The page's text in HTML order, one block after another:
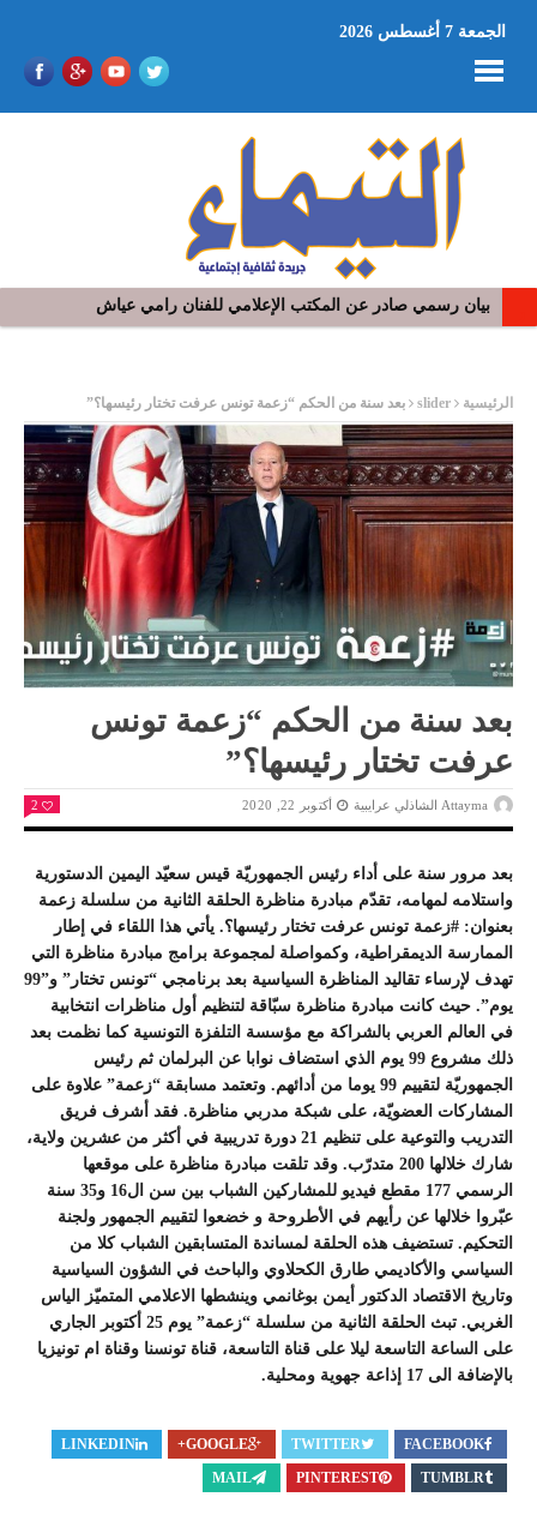
الجمعة 7 أغسطس 2026
بيان رسمي صادر عن المكتب الإعلامي للفنان رامي عياش
في افتتاح مهرجان بومخلوف الدولي: رؤوف ماهر يتالق و يشد الجمهور
الرئيسية slider بعد سنة من الحكم “زعمة تونس عرفت تختار رئيسها؟”
بعد سنة من الحكم “زعمة تونس
عرفت تختار رئيسها؟”
Attayma الشاذلي عرايبية أكتوبر 22, 2020 2
بعد مرور سنة على أداء رئيس الجمهوريّة قيس سعيّد اليمين الدستورية
واستلامه لمهامه، تقدّم مبادرة مناظرة الحلقة الثانية من سلسلة زعمة
بعنوان: #زعمة تونس عرفت تختار رئيسها؟. يأتي هذا اللقاء في إطار
الممارسة الديمقراطية، وكمواصلة لمجموعة برامج مبادرة مناظرة التي
تهدف لإرساء تقاليد المناظرة السياسية بعد برنامجي “تونس تختار” و”99
يوم”. حيث كانت مبادرة مناظرة سبّاقة لتنظيم أول مناظرات انتخابية
في العالم العربي بالشراكة مع مؤسسة التلفزة التونسية كما نظمت بعد
ذلك مشروع 99 يوم الذي استضاف نوابا عن البرلمان ثم رئيس
الجمهوريّة لتقييم 99 يوما من أدائهم. وتعتمد مسابقة “زعمة” علاوة على
المشاركات العضويّة، على شبكة مدربي مناظرة. فقد أشرف فريق
التدريب والتوعية على تنظيم 21 دورة تدريبية في أكثر من عشرين ولاية،
شارك خلالها 200 متدرّب. وقد تلقت مبادرة مناظرة على موقعها
الرسمي 177 مقطع فيديو للمشاركين الشباب بين سن ال16 و35 سنة
عبّروا خلالها عن رأيهم في الأطروحة و خضعوا لتقييم الجمهور ولجنة
التحكيم. تستضيف هذه الحلقة لمساندة المتسابقين الشباب كلا من
السياسي والأكاديمي طارق الكحلاوي والباحث في الشؤون السياسية
وتاريخ الاقتصاد الدكتور أيمن بوغانمي وينشطها الاعلامي المتميّز الياس
الغربي. تبث الحلقة الثانية من سلسلة “زعمة” يوم 25 أكتوبر الجاري
على الساعة التاسعة ليلا على قناة التاسعة، قناة تونسنا وقناة ام تونيزيا
بالإضافة الى 17 إذاعة جهوية ومحلية.
FACEBOOK
TWITTER
GOOGLE+
LINKEDIN
TUMBLR
PINTEREST
MAIL